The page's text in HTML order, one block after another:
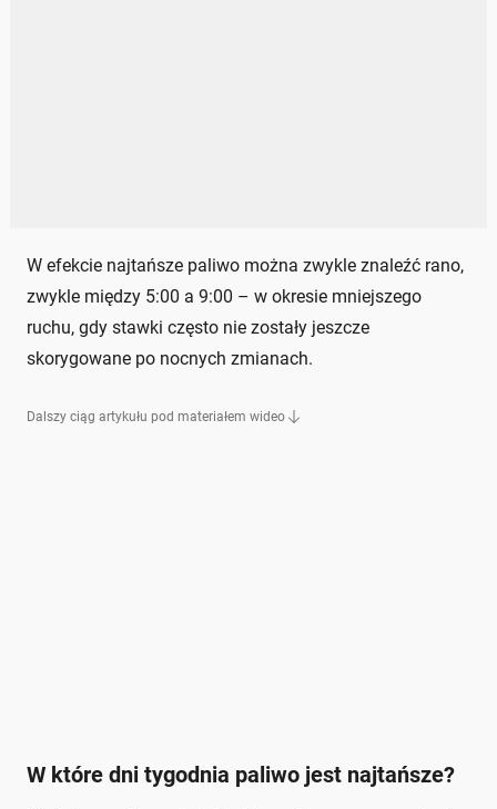
W efekcie najtańsze paliwo można zwykle znaleźć rano,
zwykle między 5:00 a 9:00 – w okresie mniejszego
ruchu, gdy stawki często nie zostały jeszcze
skorygowane po nocnych zmianach.
Dalszy ciąg artykułu pod materiałem wideo
W które dni tygodnia paliwo jest najtańsze?